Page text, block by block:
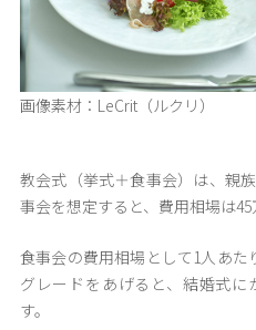
画像素材：LeCrit（ルクリ）
教会式（挙式＋食事会）は、親
事会を想定すると、費用相場は45
食事会の費用相場として1人あ
グレードをあげると、結婚式
す。